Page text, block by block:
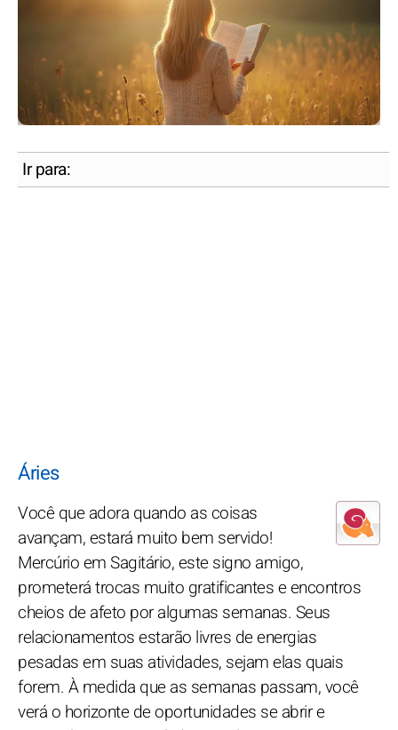
Ir para:
Áries
Você que adora quando as coisas
avançam, estará muito bem servido!
Mercúrio em Sagitário, este signo amigo,
prometerá trocas muito gratificantes e encontros
cheios de afeto por algumas semanas. Seus
relacionamentos estarão livres de energias
pesadas em suas atividades, sejam elas quais
forem. À medida que as semanas passam, você
verá o horizonte de oportunidades se abrir e